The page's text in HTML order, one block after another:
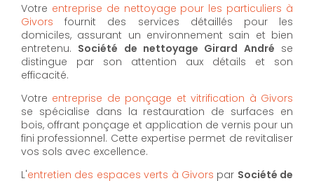
Votre entreprise de nettoyage pour les particuliers à
Givors fournit des services détaillés pour les
domiciles, assurant un environnement sain et bien
entretenu. Société de nettoyage Girard André se
distingue par son attention aux détails et son
efficacité.
Votre entreprise de ponçage et vitrification à Givors
se spécialise dans la restauration de surfaces en
bois, offrant ponçage et application de vernis pour un
fini professionnel. Cette expertise permet de revitaliser
vos sols avec excellence.
L'entretien des espaces verts à Givors par Société de